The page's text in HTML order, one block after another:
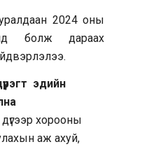
2024 оны
болж дараах
эдийн
дүгээр хорооны
аж ахуй,